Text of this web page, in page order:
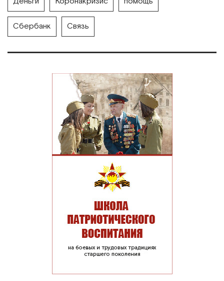
Сбербанк Связь